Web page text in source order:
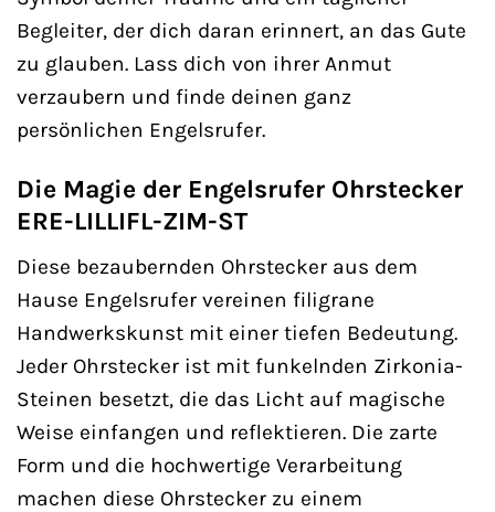
Begleiter, der dich daran erinnert, an das Gute
zu glauben. Lass dich von ihrer Anmut
verzaubern und finde deinen ganz
persönlichen Engelsrufer.
Die Magie der Engelsrufer Ohrstecker
ERE-LILLIFL-ZIM-ST
Diese bezaubernden Ohrstecker aus dem
Hause Engelsrufer vereinen filigrane
Handwerkskunst mit einer tiefen Bedeutung.
Jeder Ohrstecker ist mit funkelnden Zirkonia-
Steinen besetzt, die das Licht auf magische
Weise einfangen und reflektieren. Die zarte
Form und die hochwertige Verarbeitung
machen diese Ohrstecker zu einem